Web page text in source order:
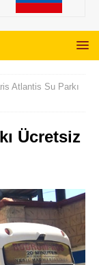
Atlantis Su Parkı
Ücretsiz